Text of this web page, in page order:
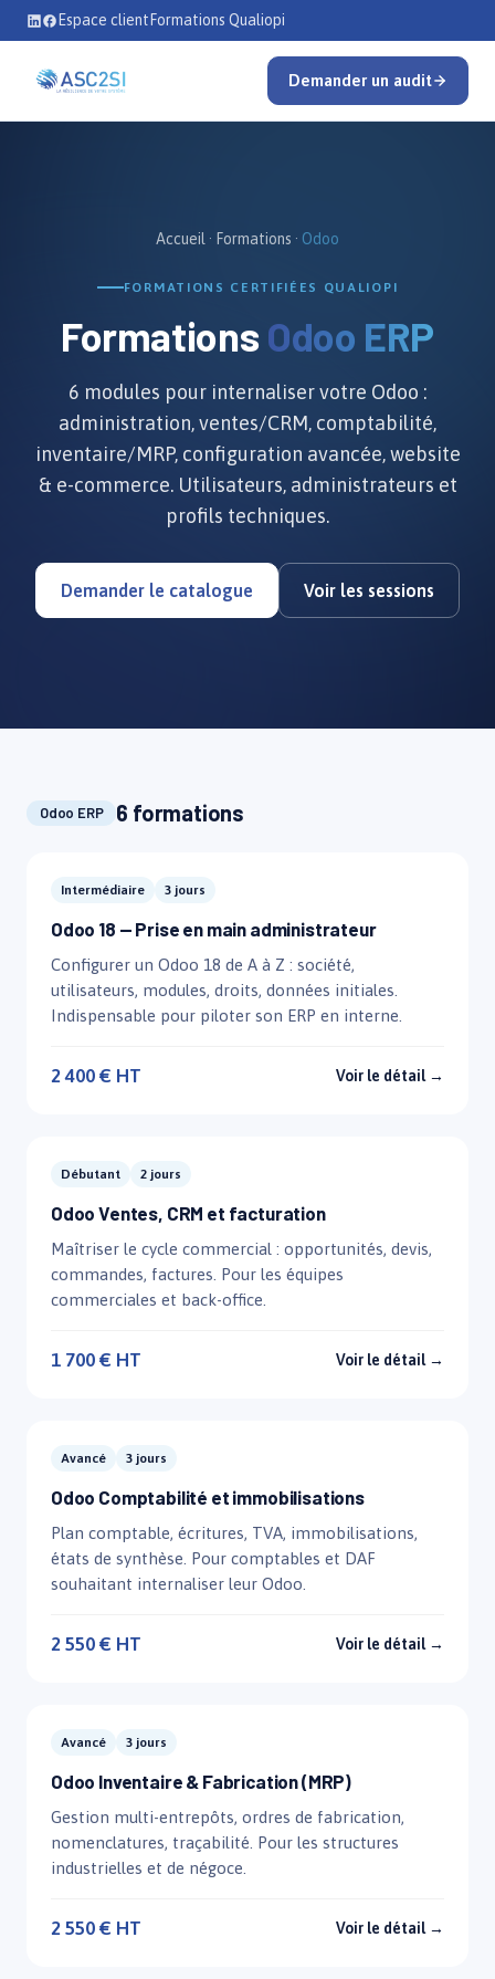
Se rendre au contenu
Espace client Formations Qualiopi
Demander un audit
Accueil · Formations · Odoo
FORMATIONS CERTIFIÉES QUALIOPI
Formations Odoo ERP
6 modules pour internaliser votre Odoo :
administration, ventes/CRM, comptabilité,
inventaire/MRP, configuration avancée, website
& e-commerce. Utilisateurs, administrateurs et
profils techniques.
Demander le catalogue Voir les sessions
Odoo ERP 6 formations
Intermédiaire 3 jours
Odoo 18 — Prise en main administrateur
Configurer un Odoo 18 de A à Z : société,
utilisateurs, modules, droits, données initiales.
Indispensable pour piloter son ERP en interne.
2 400 € HT Voir le détail →
Débutant 2 jours
Odoo Ventes, CRM et facturation
Maîtriser le cycle commercial : opportunités, devis,
commandes, factures. Pour les équipes
commerciales et back-office.
1 700 € HT Voir le détail →
Avancé 3 jours
Odoo Comptabilité et immobilisations
Plan comptable, écritures, TVA, immobilisations,
états de synthèse. Pour comptables et DAF
souhaitant internaliser leur Odoo.
2 550 € HT Voir le détail →
Avancé 3 jours
Odoo Inventaire & Fabrication (MRP)
Gestion multi-entrepôts, ordres de fabrication,
nomenclatures, traçabilité. Pour les structures
industrielles et de négoce.
2 550 € HT Voir le détail →